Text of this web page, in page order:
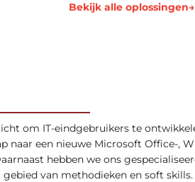
Bekijk alle oplossingen→
om IT-eindgebruikers te
naar een nieuwe Microsoft Office-,
hebben we ons
van methodieken en soft skills.